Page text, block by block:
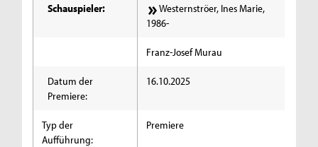
Schauspieler:
Westernströer, Ines Marie,
1986-
Franz-Josef Murau
Datum der
Premiere:
16.10.2025
Typ der
Aufführung:
Premiere